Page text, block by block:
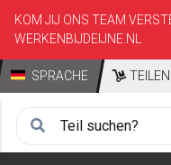
KOM JIJ ONS TEAM
WERKENBIJDEIJNE.NL
SPRACHE TEILEN